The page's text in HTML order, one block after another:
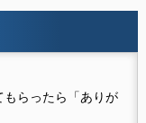
もらったら「ありが